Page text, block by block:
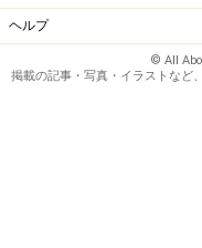
「推し活やめるわと
た夫が『また、やり
ういう考え方もある
ヘルプ
© All
掲載の記事・写真・イラストなど